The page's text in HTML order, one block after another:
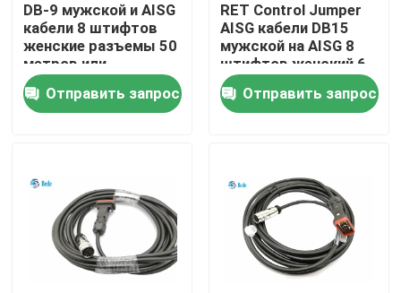
Домой
Продукты
экскурсия по заводу
Контроль качества
DB-9 мужской и AISG
кабели 8 штифтов
женские разъемы 50
метров или
настроить длину
Отправить запрос
RET Control Jumper
AISG кабели DB15
мужской на AISG 8
штифтов женский 6
метров
Отправить запрос